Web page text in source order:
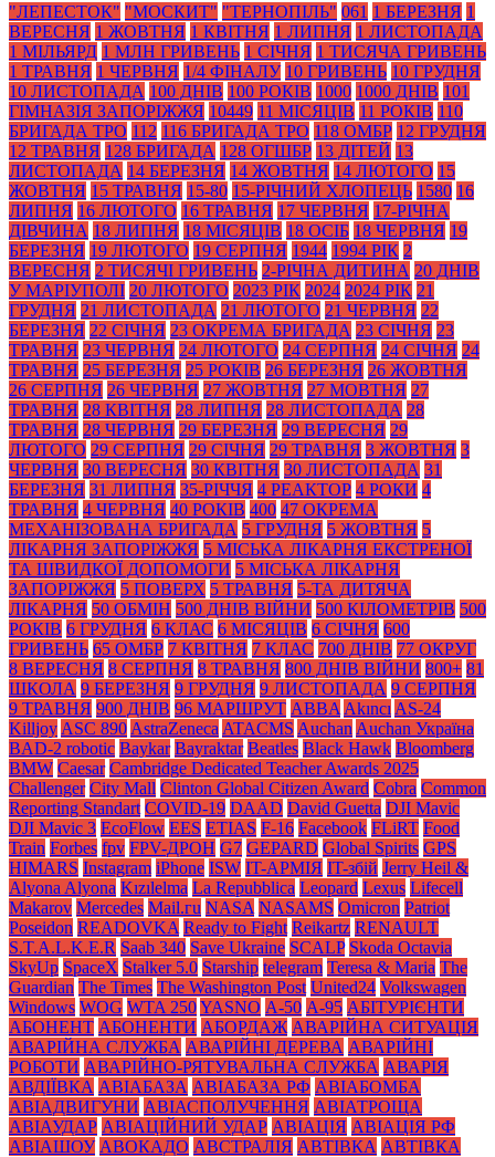
"ЛЕПЕСТОК" "МОСКИТ" "ТЕРНОПІЛЬ" 061 1 БЕРЕЗНЯ 1
ВЕРЕСНЯ 1 ЖОВТНЯ 1 КВІТНЯ 1 ЛИПНЯ 1 ЛИСТОПАДА
1 МІЛЬЯРД 1 МЛН ГРИВЕНЬ 1 СІЧНЯ 1 ТИСЯЧА ГРИВЕНЬ
1 ТРАВНЯ 1 ЧЕРВНЯ 1/4 ФІНАЛУ 10 ГРИВЕНЬ 10 ГРУДНЯ
10 ЛИСТОПАДА 100 ДНІВ 100 РОКІВ 1000 1000 ДНІВ 101
ГІМНАЗІЯ ЗАПОРІЖЖЯ 10449 11 МІСЯЦІВ 11 РОКІВ 110
БРИГАДА ТРО 112 116 БРИГАДА ТРО 118 ОМБР 12 ГРУДНЯ
12 ТРАВНЯ 128 БРИГАДА 128 ОГШБР 13 ДІТЕЙ 13
ЛИСТОПАДА 14 БЕРЕЗНЯ 14 ЖОВТНЯ 14 ЛЮТОГО 15
ЖОВТНЯ 15 ТРАВНЯ 15-80 15-РІЧНИЙ ХЛОПЕЦЬ 1580 16
ЛИПНЯ 16 ЛЮТОГО 16 ТРАВНЯ 17 ЧЕРВНЯ 17-РІЧНА
ДІВЧИНА 18 ЛИПНЯ 18 МІСЯЦІВ 18 ОСІБ 18 ЧЕРВНЯ 19
БЕРЕЗНЯ 19 ЛЮТОГО 19 СЕРПНЯ 1944 1994 РІК 2
ВЕРЕСНЯ 2 ТИСЯЧІ ГРИВЕНЬ 2-РІЧНА ДИТИНА 20 ДНІВ
У МАРІУПОЛІ 20 ЛЮТОГО 2023 РІК 2024 2024 РІК 21
ГРУДНЯ 21 ЛИСТОПАДА 21 ЛЮТОГО 21 ЧЕРВНЯ 22
БЕРЕЗНЯ 22 СІЧНЯ 23 ОКРЕМА БРИГАДА 23 СІЧНЯ 23
ТРАВНЯ 23 ЧЕРВНЯ 24 ЛЮТОГО 24 СЕРПНЯ 24 СІЧНЯ 24
ТРАВНЯ 25 БЕРЕЗНЯ 25 РОКІВ 26 БЕРЕЗНЯ 26 ЖОВТНЯ
26 СЕРПНЯ 26 ЧЕРВНЯ 27 ЖОВТНЯ 27 МОВТНЯ 27
ТРАВНЯ 28 КВІТНЯ 28 ЛИПНЯ 28 ЛИСТОПАДА 28
ТРАВНЯ 28 ЧЕРВНЯ 29 БЕРЕЗНЯ 29 ВЕРЕСНЯ 29
ЛЮТОГО 29 СЕРПНЯ 29 СІЧНЯ 29 ТРАВНЯ 3 ЖОВТНЯ 3
ЧЕРВНЯ 30 ВЕРЕСНЯ 30 КВІТНЯ 30 ЛИСТОПАДА 31
БЕРЕЗНЯ 31 ЛИПНЯ 35-РІЧЧЯ 4 РЕАКТОР 4 РОКИ 4
ТРАВНЯ 4 ЧЕРВНЯ 40 РОКІВ 400 47 ОКРЕМА
МЕХАНІЗОВАНА БРИГАДА 5 ГРУДНЯ 5 ЖОВТНЯ 5
ЛІКАРНЯ ЗАПОРІЖЖЯ 5 МІСЬКА ЛІКАРНЯ ЕКСТРЕНОЇ
ТА ШВИДКОЇ ДОПОМОГИ 5 МІСЬКА ЛІКАРНЯ
ЗАПОРІЖЖЯ 5 ПОВЕРХ 5 ТРАВНЯ 5-ТА ДИТЯЧА
ЛІКАРНЯ 50 ОБМІН 500 ДНІВ ВІЙНИ 500 КІЛОМЕТРІВ 500
РОКІВ 6 ГРУДНЯ 6 КЛАС 6 МІСЯЦІВ 6 СІЧНЯ 600
ГРИВЕНЬ 65 ОМБР 7 КВІТНЯ 7 КЛАС 700 ДНІВ 77 ОКРУГ
8 ВЕРЕСНЯ 8 СЕРПНЯ 8 ТРАВНЯ 800 ДНІВ ВІЙНИ 800+ 81
ШКОЛА 9 БЕРЕЗНЯ 9 ГРУДНЯ 9 ЛИСТОПАДА 9 СЕРПНЯ
9 ТРАВНЯ 900 ДНІВ 96 МАРШРУТ ABBA Akıncı AS-24
Killjoy ASC 890 AstraZeneca ATACMS Auchan Auchan Україна
BAD-2 robotic Baykar Bayraktar Beatles Black Нawk Bloomberg
BMW Caesar Cambridge Dedicated Teacher Awards 2025
Challenger City Mall Clinton Global Citizen Award Cobra Common
Reporting Standart COVID-19 DAAD David Guetta DJI Mavic
DJI Mavic 3 EcoFlow EES ETIAS F-16 Facebook FLiRT Food
Train Forbes fpv FPV-ДРОН G7 GEPARD Global Spirits GPS
HIMARS Instagram iPhone ISW IT-АРМІЯ IT-збій Jerry Heil &
Alyona Alyona Kızılelma La Repubblica Leopard Lexus Lifecell
Makarov Mercedes Mаil.гu NASA NASAMS Omicron Patriot
Poseidon READOVKA Ready to Fight Reikartz RENAULT
S.T.A.L.K.E.R Saab 340 Save Ukraine SCALP Skoda Octavia
SkyUp SpaceX Stalker 5.0 Starship telegram Teresa & Maria The
Guardian The Times The Washington Post United24 Volkswagen
Windows WOG WTA 250YASNO А-50 А-95 АБІТУРІЄНТИ
АБОНЕНТ АБОНЕНТИ АБОРДАЖ АВАРІЙНА СИТУАЦІЯ
АВАРІЙНА СЛУЖБА АВАРІЙНІ ДЕРЕВА АВАРІЙНІ
РОБОТИ АВАРІЙНО-РЯТУВАЛЬНА СЛУЖБА АВАРІЯ
АВДІЇВКА АВІАБАЗА АВІАБАЗА РФ АВІАБОМБА
АВІАДВИГУНИ АВІАСПОЛУЧЕННЯ АВІАТРОЩА
АВІАУДАР АВІАЦІЙНИЙ УДАР АВІАЦІЯ АВІАЦІЯ РФ
АВІАШОУ АВОКАДО АВСТРАЛІЯ АВТІВКА АВТІВКА